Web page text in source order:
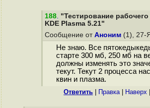
188. "Тестирование рабочего
KDE Plasma 5.21"
Сообщение от Аноним (1), 27-
Не знаю. Все
старте 300 мб, 250 мб на
должны изменять это
текут. Текут 2 процесса
квин и плазма.
Ответить Правка| Наверх